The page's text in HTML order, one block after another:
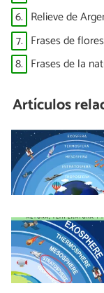
6. Relieve de
7. Frases de flores
8. Frases de la
Artículos